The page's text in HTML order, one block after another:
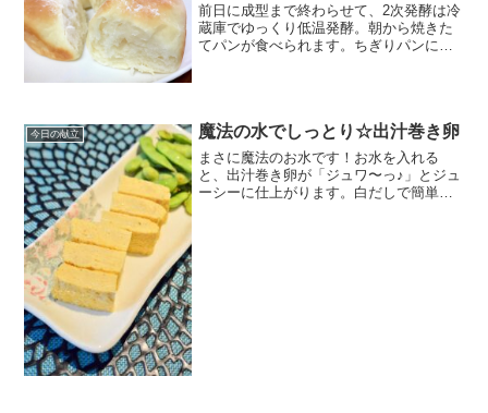
前日に成型まで終わらせて、2次発酵は冷
蔵庫でゆっくり低温発酵。朝から焼きた
てパンが食べられます。ちぎりパンにし
今日の献立 魔法の水でしっとり☆出汁巻き卵
まさに魔法のお水です！お水を入れる
と、出汁巻き卵が「ジュワ〜っ♪」とジュ
ーシーに仕上がります。白だしで簡単味